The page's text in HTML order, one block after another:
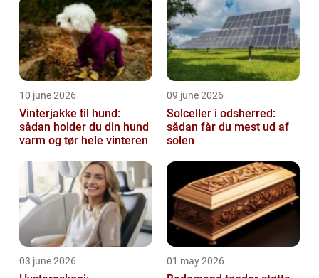
10 june 2026
Vinterjakke til hund:
sådan holder du din hund
varm og tør hele vinteren
09 june 2026
Solceller i odsherred:
sådan får du mest ud af
solen
03 june 2026 01 may 2026